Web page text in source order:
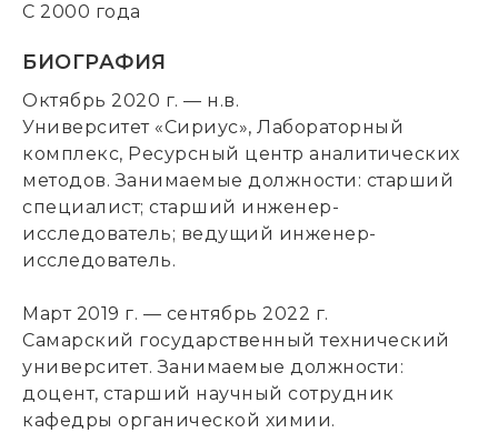
С 2000 года
БИОГРАФИЯ
Октябрь 2020 г. — н.в.
Университет «Сириус», Лабораторный
комплекс, Ресурсный центр аналитических
методов. Занимаемые должности: старший
специалист; старший инженер-
исследователь; ведущий инженер-
исследователь.
Март 2019 г. — сентябрь 2022 г.
Самарский государственный технический
университет. Занимаемые должности:
доцент, старший научный сотрудник
кафедры органической химии.